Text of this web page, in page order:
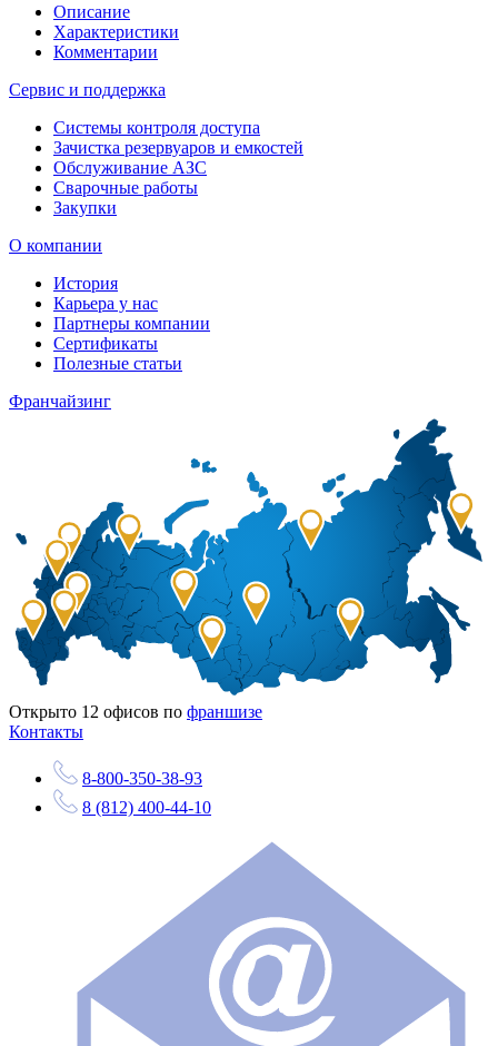
Описание
Характеристики
Комментарии
Сервис и поддержка
Системы контроля доступа
Зачистка резервуаров и емкостей
Обслуживание АЗС
Сварочные работы
Закупки
О компании
История
Карьера у нас
Партнеры компании
Сертификаты
Полезные статьи
Франчайзинг
Открыто 12 офисов по франшизе
Контакты
8-800-350-38-93
8 (812) 400-44-10